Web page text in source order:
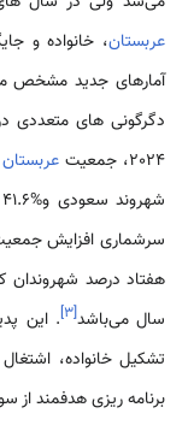
عربستان، خانواده و
آمارهای جدید مشخص
دگرگونی های
2024، جمعیت
عربستان
سرشماری افزایش
سال می‌باشد[۳]. این
تشکیل خانواده،
برنامه ریزی هدفمند